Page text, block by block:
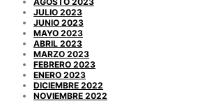
JULIO 2023
JUNIO 2023
MAYO 2023
ABRIL 2023
MARZO 2023
FEBRERO 2023
ENERO 2023
DICIEMBRE 2022
NOVIEMBRE 2022